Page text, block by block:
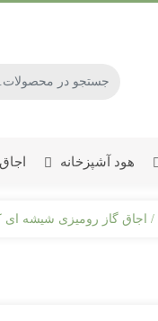
هود آشپزخانه
اجاق گاز رومیزی شیشه ای